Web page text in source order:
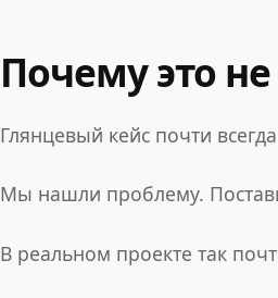
Почему это
Глянцевый кейс почти
Мы нашли проблему.
В реальном проекте так